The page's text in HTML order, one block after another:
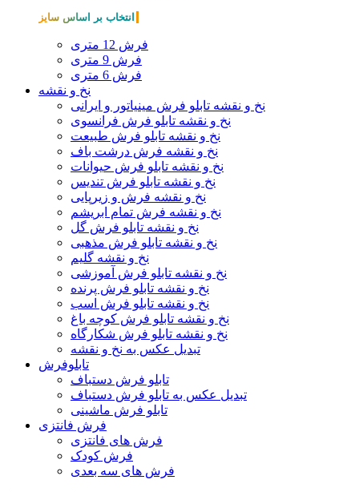
انتخاب بر اساس سایز
فرش 12 متری
فرش 9 متری
فرش 6 متری
نخ و نقشه
نخ و نقشه تابلو فرش مینیاتور و ایرانی
نخ و نقشه تابلو فرش فرانسوی
نخ و نقشه تابلو فرش طبیعت
نخ و نقشه فرش درشت باف
نخ و نقشه تابلو فرش حیوانات
نخ و نقشه تابلو فرش تندیس
نخ و نقشه فرش و زیرپایی
نخ و نقشه فرش تمام ابریشم
نخ و نقشه تابلو فرش گل
نخ و نقشه تابلو فرش مذهبی
نخ و نقشه گلیم
نخ و نقشه تابلو فرش آموزشی
نخ و نقشه تابلو فرش پرنده
نخ و نقشه تابلو فرش اسب
نخ و نقشه تابلو فرش کوچه باغ
نخ و نقشه تابلو فرش شکارگاه
تبدیل عکس به نخ و نقشه
تابلوفرش
تابلو فرش دستباف
تبدیل عکس به تابلو فرش دستباف
تابلو فرش ماشینی
فرش فانتزی
فرش های فانتزی
فرش کودک
فرش های سه بعدی